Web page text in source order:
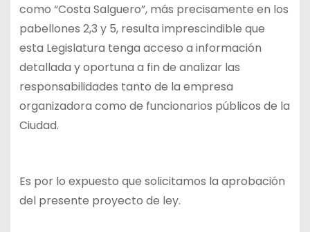
como “Costa Salguero”, más precisamente en los
pabellones 2,3 y 5, resulta imprescindible que
esta Legislatura tenga acceso a información
detallada y oportuna a fin de analizar las
responsabilidades tanto de la empresa
organizadora como de funcionarios públicos de la
Ciudad.
Es por lo expuesto que solicitamos la aprobación
del presente proyecto de ley.